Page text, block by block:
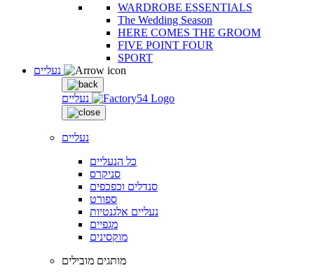
WARDROBE ESSENTIALS
The Wedding Season
HERE COMES THE GROOM
FIVE POINT FOUR
SPORT
נעליים
נעליים
כל הנעליים
סניקרס
סנדלים וכפכפים
ספורט
נעליים אלגנטיות
מגפיים
מוקסינים
מותגים מובילים